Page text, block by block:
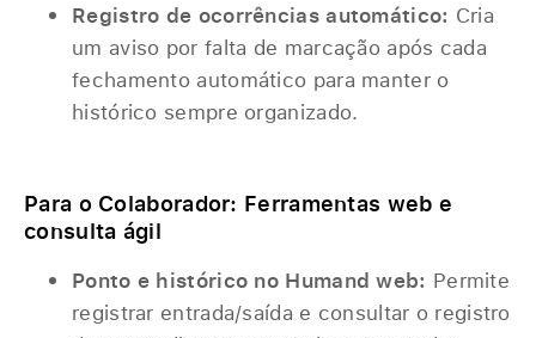
Registro de ocorrências automático: Cria
um aviso por falta de marcação após cada
fechamento automático para manter o
histórico sempre organizado.
Para o Colaborador: Ferramentas web e
consulta ágil
Ponto e histórico no Humand web: Permite
registrar entrada/saída e consultar o registro